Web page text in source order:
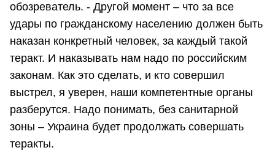
обозреватель. - Другой момент – что за все
удары по гражданскому населению должен быть
наказан конкретный человек, за каждый такой
теракт. И наказывать нам надо по российским
законам. Как это сделать, и кто совершил
выстрел, я уверен, наши компетентные органы
разберутся. Надо понимать, без санитарной
зоны – Украина будет продолжать совершать
теракты.